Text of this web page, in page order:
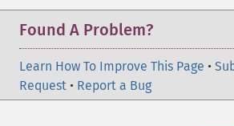
Found A Problem?
Learn How To Improve This Page •
Request • Report a Bug